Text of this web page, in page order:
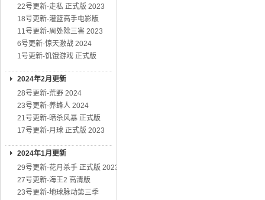
22号更新-走私 正式版 2023
18号更新-灌篮高手电影版
11号更新-周处除三害 2023
6号更新-惊天激战 2024
1号更新-饥饿游戏 正式版
2024年2月更新
28号更新-荒野 2024
23号更新-养蜂人 2024
21号更新-暗杀风暴 正式版
17号更新-月球 正式版 2023
2024年1月更新
29号更新-花月杀手 正式版 2023
27号更新-海王2 高清版
23号更新-地球脉动第三季